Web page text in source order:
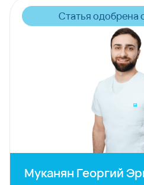
Статья одобрена
Муканян Георгий